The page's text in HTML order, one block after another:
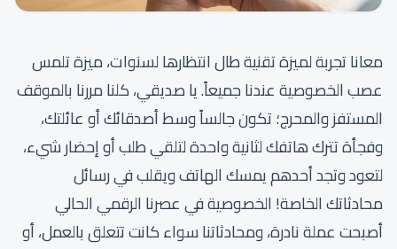
معانا تجربة لميزة تقنية طال انتظارها لسنوات، ميزة تلمس
عصب الخصوصية عندنا جميعاً. يا صديقي، كلنا مررنا بالموقف
المستفز والمحرج؛ تكون جالساً وسط أصدقائك أو عائلتك،
وفجأة تترك هاتفك لثانية واحدة لتلقي طلب أو إحضار شيء،
لتعود وتجد أحدهم يمسك الهاتف ويقلب في رسائل
محادثاتك الخاصة! الخصوصية في عصرنا الرقمي الحالي
أصبحت عملة نادرة، ومحادثاتنا سواء كانت تتعلق بالعمل، أو